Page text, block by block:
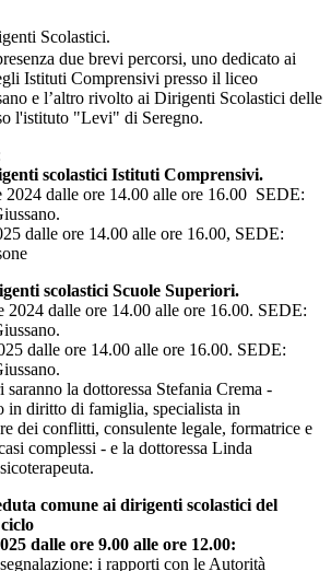
Scolastici.
due brevi percorsi, uno dedicato ai
Istituti Comprensivi presso il liceo
e l’altro rivolto ai Dirigenti Scolastici delle
l'istituto "Levi" di Seregno.
scolastici Istituti Comprensivi.
2024 dalle ore 14.00 alle ore 16.00 SEDE:
dalle ore 14.00 alle ore 16.00, SEDE:
scolastici Scuole Superiori.
2024 dalle ore 14.00 alle ore 16.00. SEDE:
dalle ore 14.00 alle ore 16.00. SEDE:
la dottoressa Stefania Crema -
in diritto di famiglia, specialista in
dei conflitti, consulente legale, formatrice e
complessi - e la dottoressa Linda
comune ai dirigenti scolastici del
dalle ore 9.00 alle ore 12.00:
i rapporti con le Autorità